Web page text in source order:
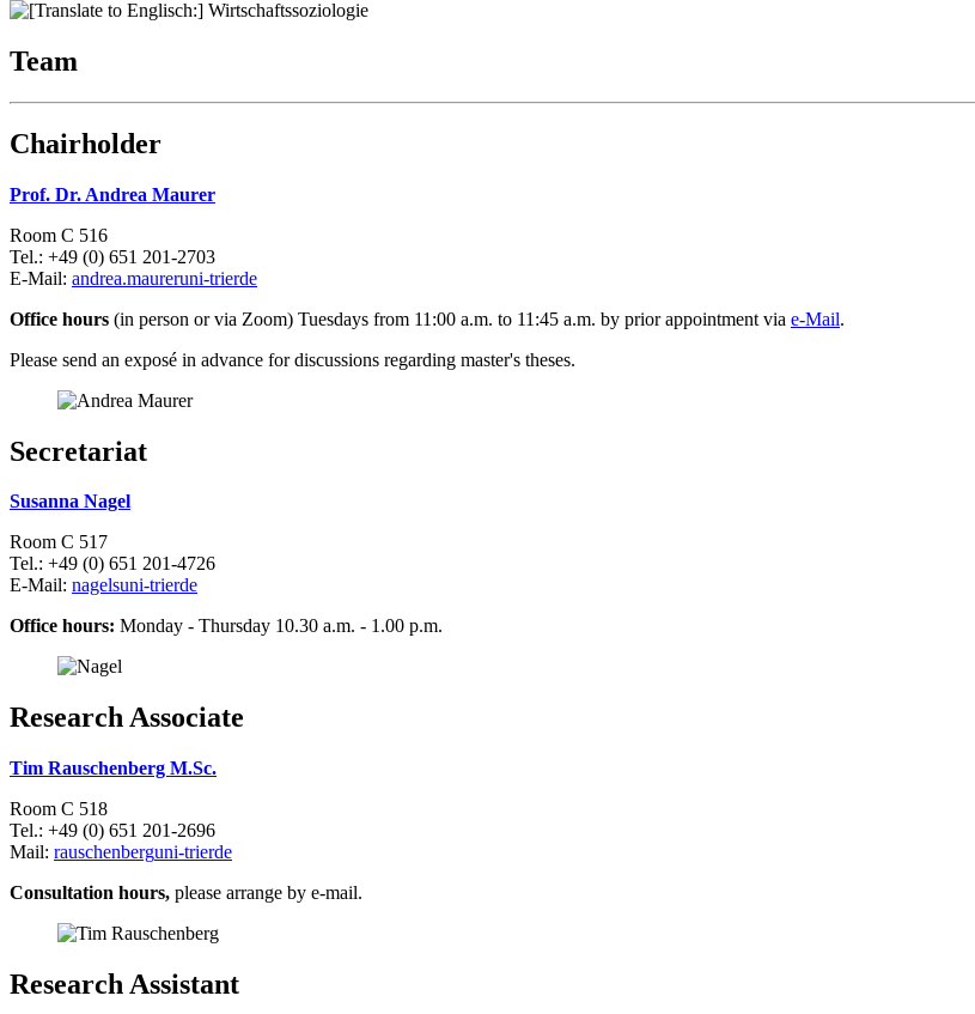
Team
Chairholder
Prof. Dr. Andrea Maurer
Room C 516
Tel.: +49 (0) 651 201-2703
E-Mail: andrea.maureruni-trierde
Office hours (in person or via Zoom) Tuesdays from 11:00 a.m. to 11:45 a.m. by prior appointment via e-Mail.
Please send an exposé in advance for discussions regarding master's theses.
Secretariat
Susanna Nagel
Room C 517
Tel.: +49 (0) 651 201-4726
E-Mail: nagelsuni-trierde
Office hours: Monday - Thursday 10.30 a.m. - 1.00 p.m.
Research Associate
Tim Rauschenberg M.Sc.
Room C 518
Tel.: +49 (0) 651 201-2696
Mail: rauschenberguni-trierde
Consultation hours, please arrange by e-mail.
Research Assistant